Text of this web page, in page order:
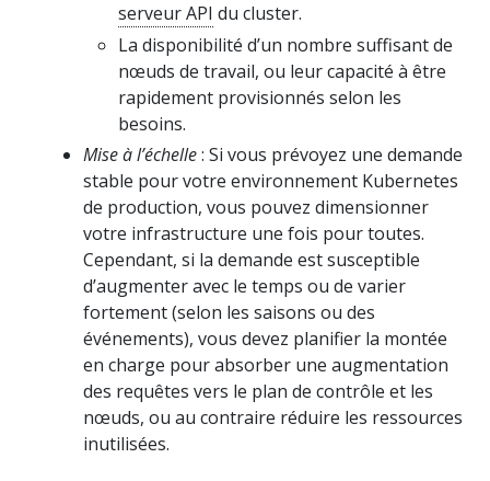
serveur API du cluster.
La disponibilité d’un nombre suffisant de
nœuds de travail, ou leur capacité à être
rapidement provisionnés selon les
besoins.
Mise à l’échelle: Si vous prévoyez une demande
stable pour votre environnement Kubernetes
de production, vous pouvez dimensionner
votre infrastructure une fois pour toutes.
Cependant, si la demande est susceptible
d’augmenter avec le temps ou de varier
fortement (selon les saisons ou des
événements), vous devez planifier la montée
en charge pour absorber une augmentation
des requêtes vers le plan de contrôle et les
nœuds, ou au contraire réduire les ressources
inutilisées.